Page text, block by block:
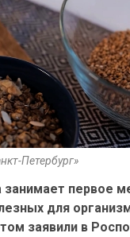
Петербург»
занимает первое
для
заявили в